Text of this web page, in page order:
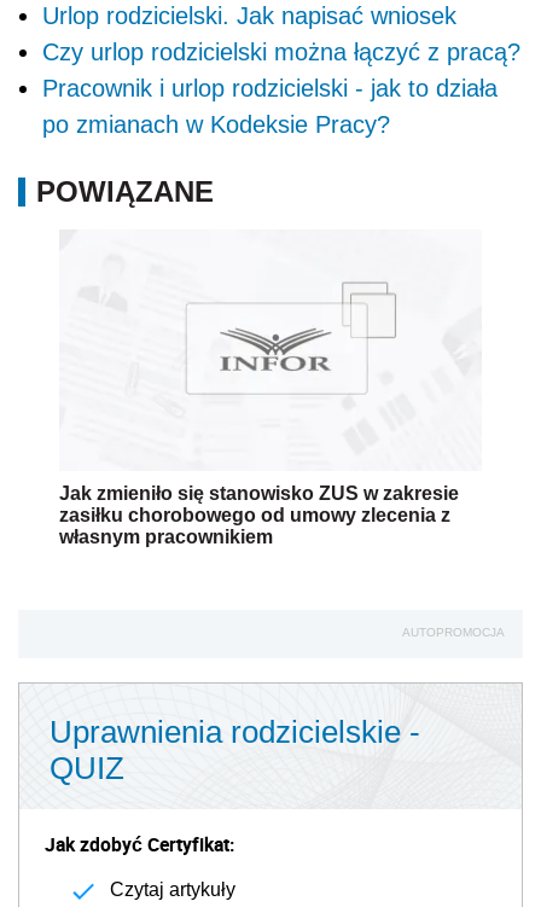
Urlop rodzicielski. Jak napisać wniosek
Czy urlop rodzicielski można łączyć z pracą?
Pracownik i urlop rodzicielski - jak to działa
po zmianach w Kodeksie Pracy?
POWIĄZANE
Jak zmieniło się stanowisko ZUS w zakresie
zasiłku chorobowego od umowy zlecenia z
własnym pracownikiem
AUTOPROMOCJA
Uprawnienia rodzicielskie -
QUIZ
Jak zdobyć Certyfikat:
Czytaj artykuły